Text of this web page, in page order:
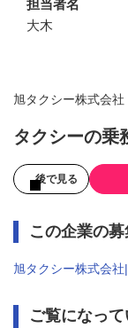
担当者名
大木
旭タクシー株式会社
タクシーの乗
後で見る
この企業の
旭タクシー株式会
ご覧になっ